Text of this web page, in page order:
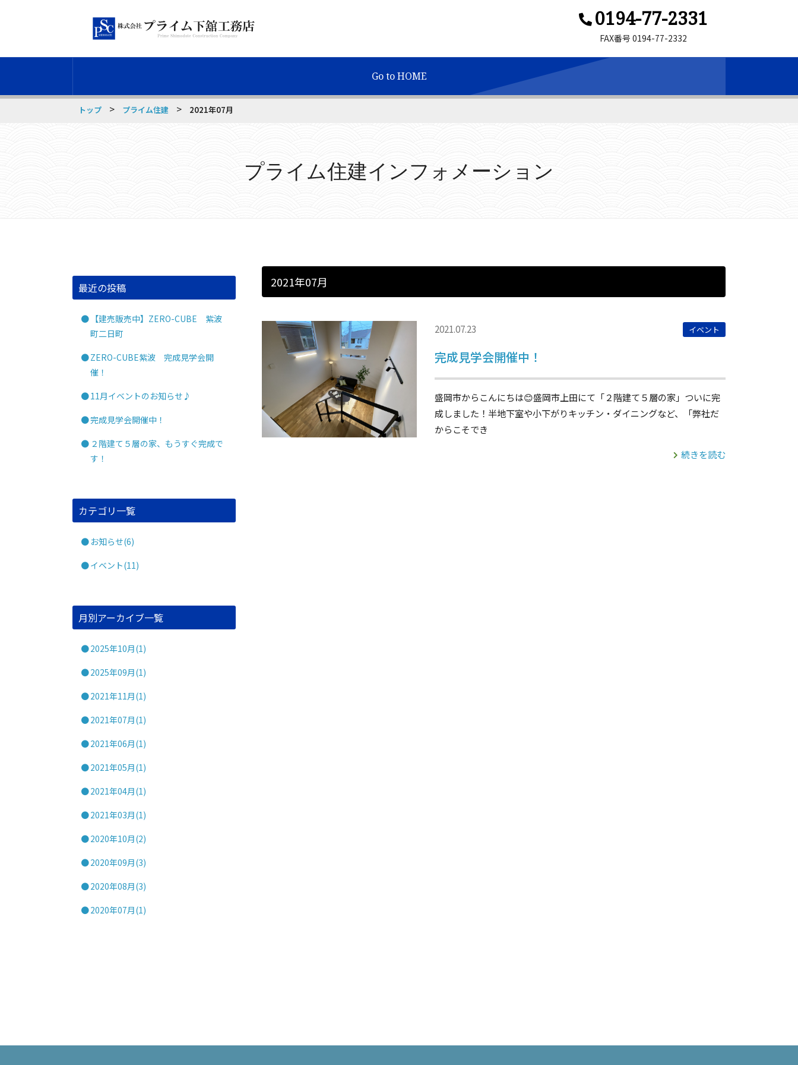
0194-77-2331
FAX番号 0194-77-2332
Go to HOME
トップ > プライム住建 > 2021年07月
プライム住建インフォメーション
2021年07月
完成見学会開催中！
2021.07.23 イベント
盛岡市からこんにちは😊盛岡市上田にて「２階建て５層の家」ついに完
成しました！半地下室や小下がりキッチン・ダイニングなど、「弊社だ
からこそでき
続きを読む
最近の投稿
【建売販売中】ZERO-CUBE 紫波
町二日町
ZERO-CUBE紫波 完成見学会開
催！
11月イベントのお知らせ♪
完成見学会開催中！
２階建て５層の家、もうすぐ完成で
す！
カテゴリ一覧
お知らせ(6)
イベント(11)
月別アーカイブ一覧
2025年10月(1)
2025年09月(1)
2021年11月(1)
2021年07月(1)
2021年06月(1)
2021年05月(1)
2021年04月(1)
2021年03月(1)
2020年10月(2)
2020年09月(3)
2020年08月(3)
2020年07月(1)